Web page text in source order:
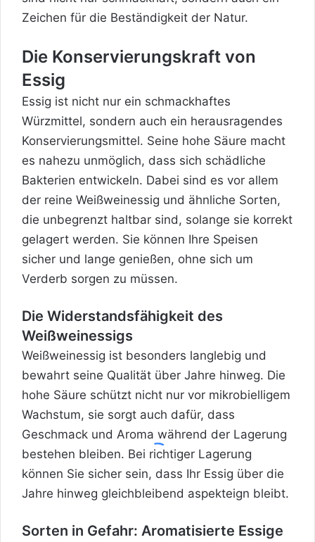
Zeichen für die Beständigkeit der Natur.
Die Konservierungskraft von
Essig
Essig ist nicht nur ein schmackhaftes
Würzmittel, sondern auch ein herausragendes
Konservierungsmittel. Seine hohe Säure macht
es nahezu unmöglich, dass sich schädliche
Bakterien entwickeln. Dabei sind es vor allem
der reine Weißweinessig und ähnliche Sorten,
die unbegrenzt haltbar sind, solange sie korrekt
gelagert werden. Sie können Ihre Speisen
sicher und lange genießen, ohne sich um
Verderb sorgen zu müssen.
Die Widerstandsfähigkeit des
Weißweinessigs
Weißweinessig ist besonders langlebig und
bewahrt seine Qualität über Jahre hinweg. Die
hohe Säure schützt nicht nur vor mikrobielligem
Wachstum, sie sorgt auch dafür, dass
Geschmack und Aroma während der Lagerung
bestehen bleiben. Bei richtiger Lagerung
können Sie sicher sein, dass Ihr Essig über die
Jahre hinweg gleichbleibend aspekteign bleibt.
Sorten in Gefahr: Aromatisierte Essige